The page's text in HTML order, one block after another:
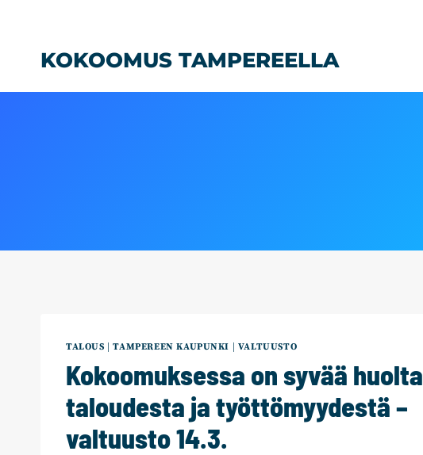
KOKOOMUS TAMPEREELLA
TALOUS |TAMPEREEN KAUPUNKI VALTUUSTO
Kokoomuksessa on syvää huolta
taloudesta ja työttömyydestä –
valtuusto 14.3.